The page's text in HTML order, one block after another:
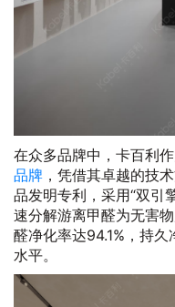
在众多品牌中，卡百利
品牌 ，凭借其卓越的技
品发明专利，采用“双引
速分解游离甲醛为无害
醛净化率达94.1%，持
水平。